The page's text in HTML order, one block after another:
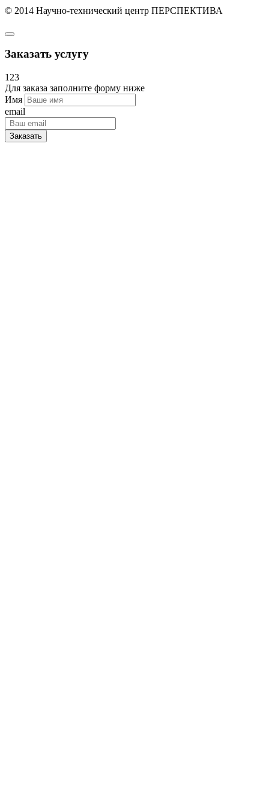
© 2014 Научно-технический центр ПЕРСПЕКТИВА
Заказать услугу
123
Для заказа заполните форму ниже
Имя
email
Заказать